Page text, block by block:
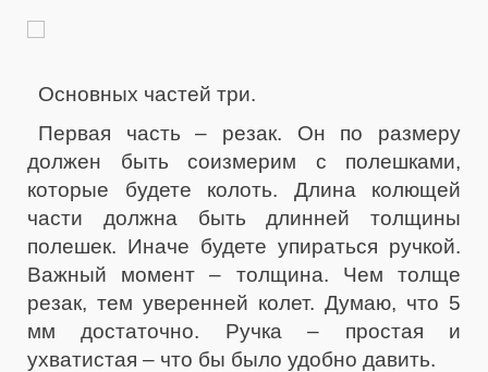
Основных частей три.
Первая часть – резак. Он по размеру
должен быть соизмерим с полешками,
которые будете колоть. Длина колющей
части должна быть длинней толщины
полешек. Иначе будете упираться ручкой.
Важный момент – толщина. Чем толще
резак, тем уверенней колет. Думаю, что 5
мм достаточно. Ручка – простая и
ухватистая – что бы было удобно давить.